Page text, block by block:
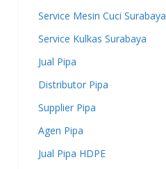
Service Mesin Cuci Surabaya
Service Kulkas Surabaya
Jual Pipa
Distributor Pipa
Supplier Pipa
Agen Pipa
Jual Pipa HDPE